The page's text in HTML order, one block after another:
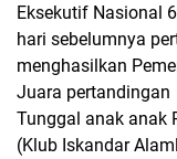
Eksekutif Nasional
hari sebelumnya
menghasilkan
Juara pertandingan
Tunggal anak anak
(Klub Iskandar